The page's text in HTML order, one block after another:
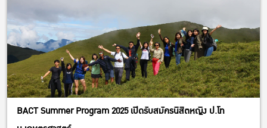
BACT Summer Program 2025 เปิดรับสมัครนิสิตหญิง ป.โท